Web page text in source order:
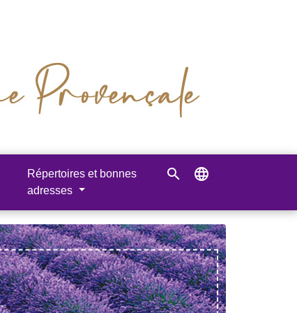
Répertoires et bonnes
adresses
search language